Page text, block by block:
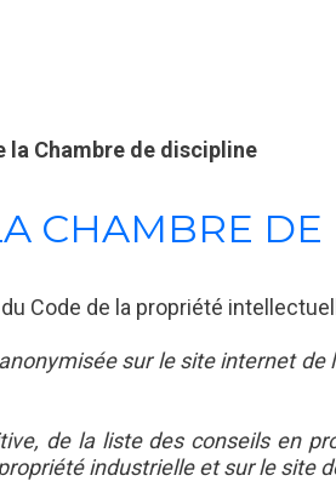
la Chambre de discipline
CHAMBRE
Code de la propriété
sur le site internet
de la liste des conseils en
industrielle et sur le site